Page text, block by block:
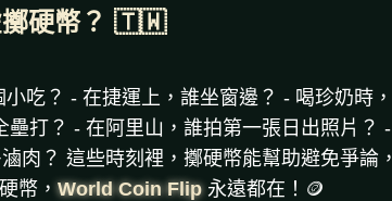
擲硬幣？ 🇹🇼
吃？ - 在捷運上，誰坐窗邊？ - 喝珍奶時，
打？ - 在阿里山，誰拍第一張日出照片？ -
肉？ 這些時刻裡，擲硬幣能幫助避免爭論，
幣， World Coin Flip永遠都在！🪙